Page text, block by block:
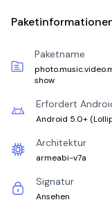
Paketname
show
Erfordert
Android 5.0+ (
Architektur
armeabi-v7a
Signatur
Ansehen